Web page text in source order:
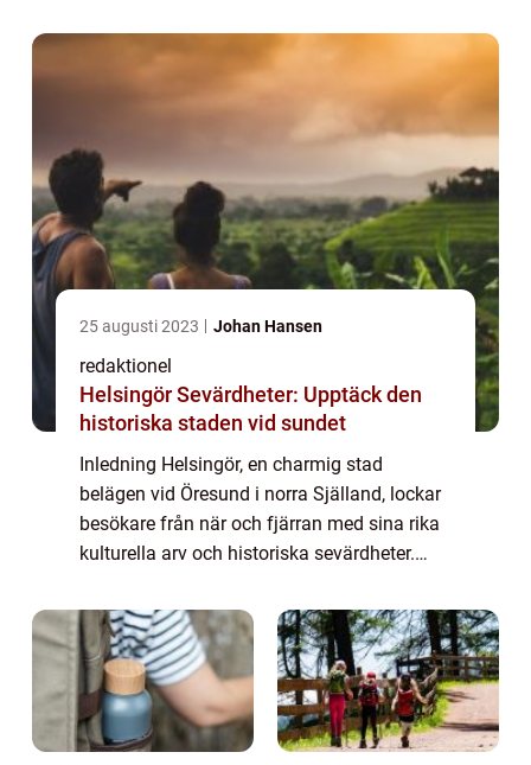
upplevelsejägare. I denna artikel ska vi ge ...
25 augusti 2023 Johan Hansen
redaktionel
Helsingör Sevärdheter: Upptäck den
historiska staden vid sundet
Inledning Helsingör, en charmig stad
belägen vid Öresund i norra Själland, lockar
besökare från när och fjärran med sina rika
kulturella arv och historiska sevärdheter.
översikt över Helsingörs sevärdheter, pr...